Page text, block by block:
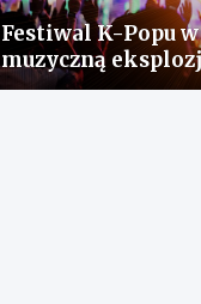
Festiwal K-Popu
muzyczną